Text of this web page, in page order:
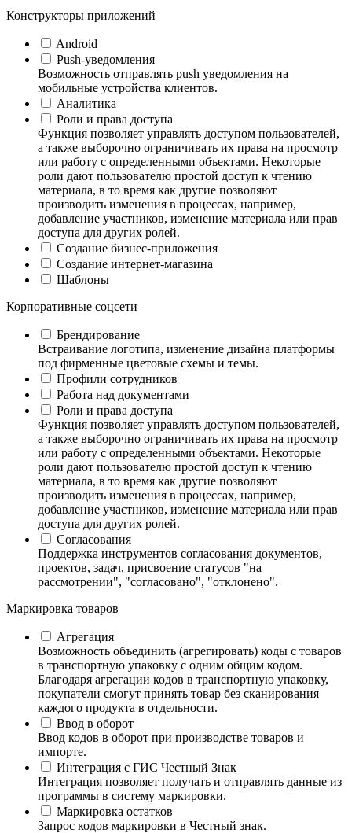
Конструкторы приложений
Android
Push-уведомления
Возможность отправлять push уведомления на
мобильные устройства клиентов.
Аналитика
Роли и права доступа
Функция позволяет управлять доступом пользователей,
а также выборочно ограничивать их права на просмотр
или работу с определенными объектами. Некоторые
роли дают пользователю простой доступ к чтению
материала, в то время как другие позволяют
производить изменения в процессах, например,
добавление участников, изменение материала или прав
доступа для других ролей.
Создание бизнес-приложения
Создание интернет-магазина
Шаблоны
Корпоративные соцсети
Брендирование
Встраивание логотипа, изменение дизайна платформы
под фирменные цветовые схемы и темы.
Профили сотрудников
Работа над документами
Роли и права доступа
Функция позволяет управлять доступом пользователей,
а также выборочно ограничивать их права на просмотр
или работу с определенными объектами. Некоторые
роли дают пользователю простой доступ к чтению
материала, в то время как другие позволяют
производить изменения в процессах, например,
добавление участников, изменение материала или прав
доступа для других ролей.
Согласования
Поддержка инструментов согласования документов,
проектов, задач, присвоение статусов "на
рассмотрении", "согласовано", "отклонено".
Маркировка товаров
Агрегация
Возможность объединить (агрегировать) коды с товаров
в транспортную упаковку с одним общим кодом.
Благодаря агрегации кодов в транспортную упаковку,
покупатели смогут принять товар без сканирования
каждого продукта в отдельности.
Ввод в оборот
Ввод кодов в оборот при производстве товаров и
импорте.
Интеграция с ГИС Честный Знак
Интеграция позволяет получать и отправлять данные из
программы в систему маркировки.
Маркировка остатков
Запрос кодов маркировки в Честный знак.